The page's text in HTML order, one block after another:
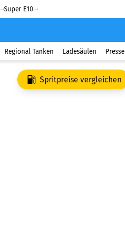
Super E10
Regional Tanken Ladesäulen Presse
Spritpreise vergleichen